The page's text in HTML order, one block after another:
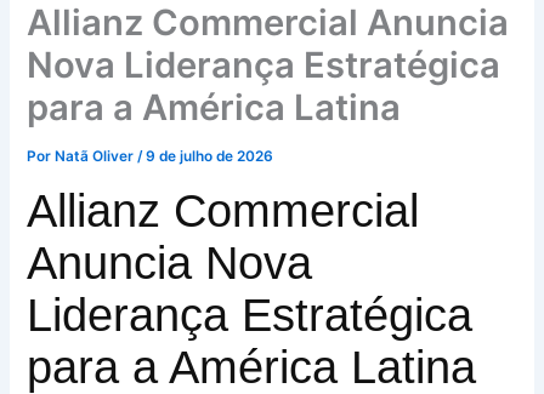
Allianz Commercial Anuncia
Nova Liderança Estratégica
para a América Latina
Por Natã Oliver/9 de julho de 2026
Allianz Commercial
Anuncia Nova
Liderança Estratégica
para a América Latina